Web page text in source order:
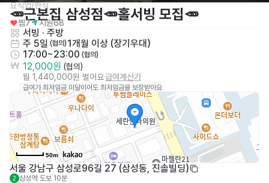
요식업/한식
🥕근본집 삼성점🥕홀서빙 모집🥕
찜7 지원68
서빙 · 주방
주 5일 (협의) 1개월 이상 (장기우대)
17:00~23:00 (협의)
12,000원 (협의)
월 1,440,000원 벌어요급여계산기
급여가 최저임금 미달이어도 최저임금을 보장받아요
50m
서울 강남구 삼성로96길 27 (삼성동, 진솔빌딩)
2 삼성역 도보 10분